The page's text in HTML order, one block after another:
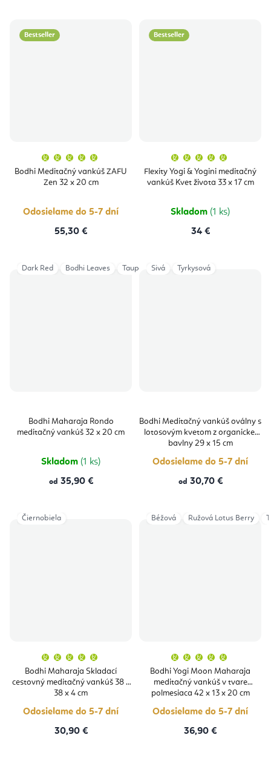
Bestseller
Bodhi Meditačný vankúš ZAFU
Zen 32 x 20 cm
produktu
je
hviezdičiek.
Odosielame do 5-7 dní
55,30 €
Bestseller
Flexity Yogi & Yogini meditačný
vankúš Kvet života 33 x 17 cm
produktu
je
5,0
Skladom (1 ks)
34 €
Bodhi Maharaja Rondo
meditačný vankúš 32 x 20 cm
Skladom (1 ks)
od 35,90 €
Dark Red Bodhi Leaves Taupe/Silver
Bodhi Meditačný vankúš oválny s
lotosovým kvetom z organickej
bavlny 29 x 15 cm
Odosielame do 5-7 dní
od 30,70 €
Sivá Tyrkysová
Bodhi Maharaja Skladací
cestovný meditačný vankúš 38 x
38 x 4 cm
produktu
je
5,0
hviezdičiek.
Odosielame do 5-7 dní
30,90 €
Čiernobiela
Bodhi Yogi Moon Maharaja
meditačný vankúš v tvare
polmesiaca 42 x 13 x 20 cm
produktu
je
5,0
z
5
Odosielame do 5-7 dní
36,90 €
Béžová Ružová Lotus Berry